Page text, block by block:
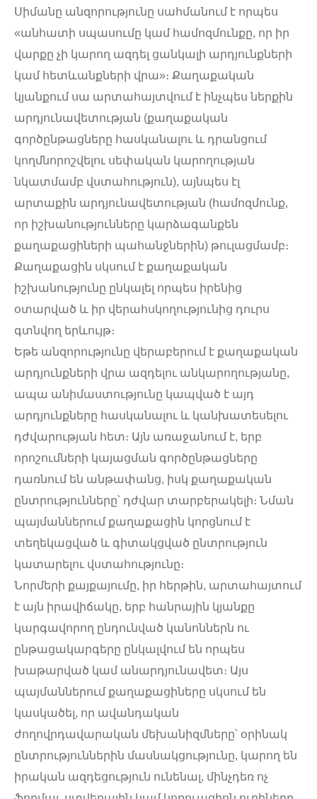
Սիմանը անզորությունը սահմանում է որպես
«անհատի սպասումը կամ համոզմունքը, որ իր
վարքը չի կարող ազդել ցանկալի արդյունքների
կամ հետևանքների վրա»։ Քաղաքական
կյանքում սա արտահայտվում է ինչպես ներքին
արդյունավետության (քաղաքական
գործընթացները հասկանալու և դրանցում
կողմնորոշվելու սեփական կարողության
նկատմամբ վստահություն), այնպես էլ
արտաքին արդյունավետության (համոզմունք,
որ իշխանությունները կարձագանքեն
քաղաքացիների պահանջներին) թուլացմամբ։
Քաղաքացին սկսում է քաղաքական
իշխանությունը ընկալել որպես իրենից
օտարված և իր վերահսկողությունից դուրս
գտնվող երևույթ։
Եթե անզորությունը վերաբերում է քաղաքական
արդյունքների վրա ազդելու անկարողությանը,
ապա անիմաստությունը կապված է այդ
արդյունքները հասկանալու և կանխատեսելու
դժվարության հետ։ Այն առաջանում է, երբ
որոշումների կայացման գործընթացները
դառնում են անթափանց, իսկ քաղաքական
ընտրությունները՝ դժվար տարբերակելի։ Նման
պայմաններում քաղաքացին կորցնում է
տեղեկացված և գիտակցված ընտրություն
կատարելու վստահությունը։
Նորմերի քայքայումը, իր հերթին, արտահայտում
է այն իրավիճակը, երբ հանրային կյանքը
կարգավորող ընդունված կանոններն ու
ընթացակարգերը ընկալվում են որպես
խաթարված կամ անարդյունավետ։ Այս
պայմաններում քաղաքացիները սկսում են
կասկածել, որ ավանդական
ժողովրդավարական մեխանիզմները՝ օրինակ
ընտրություններին մասնակցությունը, կարող են
իրական ազդեցություն ունենալ, մինչդեռ ոչ